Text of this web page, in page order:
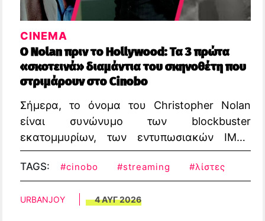
CINEMA
Ο Nolan πριν το Hollywood: Τα 3 πρώτα
«σκοτεινά» διαμάντια του σκηνοθέτη που
στριμάρουν στο Cinobo
Σήμερα, το όνομα του Christopher Nolan
είναι συνώνυμο των blockbuster
εκατομμυρίων, των εντυπωσιακών IMAX
οπτικών εφέ και των κινηματογραφικών
γεγονότων που γεμίζουν τις αίθουσες
παγκοσμίως
TAGS: #cinobo #streaming #λίστες
URBANJOY 4 ΑΥΓ 2026